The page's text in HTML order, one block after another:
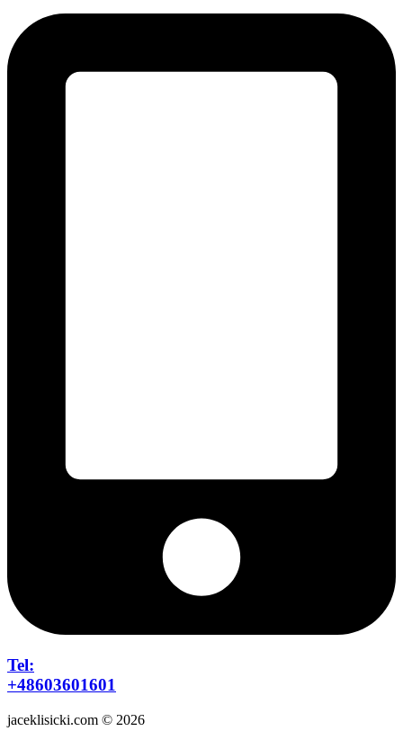
Tel:
+48603601601
jaceklisicki.com © 2026